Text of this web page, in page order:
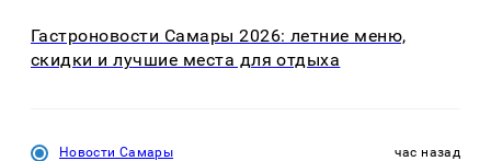
Гастроновости Самары 2026: летние меню,
скидки и лучшие места для отдыха
Новости Самары час назад